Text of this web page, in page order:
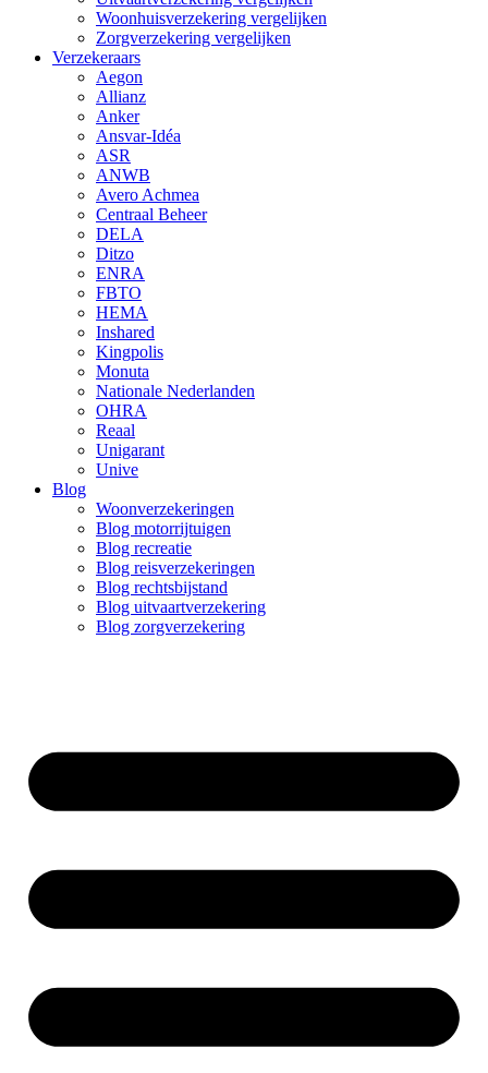
Woonhuisverzekering vergelijken
Zorgverzekering vergelijken
Verzekeraars
Aegon
Allianz
Anker
Ansvar-Idéa
ASR
ANWB
Avero Achmea
Centraal Beheer
DELA
Ditzo
ENRA
FBTO
HEMA
Inshared
Kingpolis
Monuta
Nationale Nederlanden
OHRA
Reaal
Unigarant
Unive
Blog
Woonverzekeringen
Blog motorrijtuigen
Blog recreatie
Blog reisverzekeringen
Blog rechtsbijstand
Blog uitvaartverzekering
Blog zorgverzekering